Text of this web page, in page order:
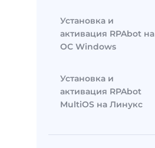
Установка и
активация RPAbot на
ОС Windows
Установка и
активация RPAbot
MultiOS на Линукс